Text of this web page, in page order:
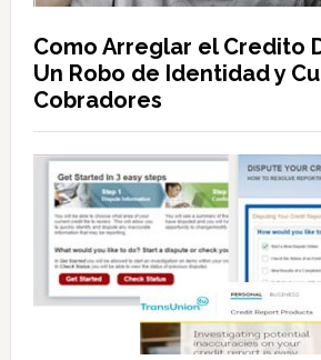
Como Arreglar el Credito
Un Robo de Identidad y
Cobradores